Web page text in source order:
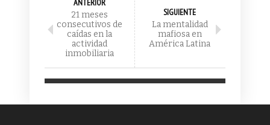
ANTERIOR
21 meses
consecutivos de
caídas en la
actividad
inmobiliaria
SIGUIENTE
La mentalidad
mafiosa en
América Latina